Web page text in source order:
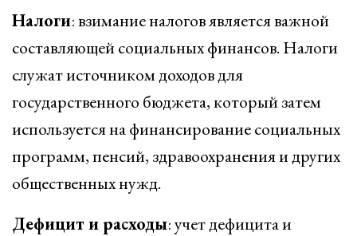
Налоги: взимание налогов является важной
составляющей социальных финансов. Налоги
служат источником доходов для
государственного бюджета, который затем
используется на финансирование социальных
программ, пенсий, здравоохранения и других
общественных нужд.
Дефицит и расходы: учет дефицита и